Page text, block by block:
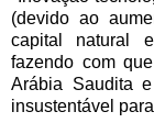
(devido ao
capital natural
fazendo com
Arábia Saudita
insustentável